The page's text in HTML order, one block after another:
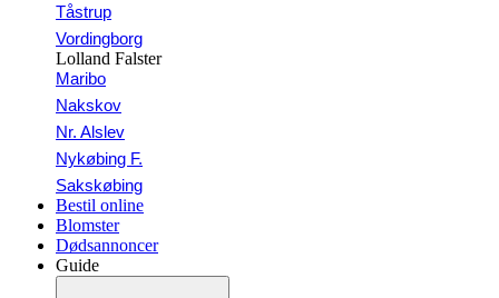
Tåstrup
Vordingborg
Lolland Falster
Maribo
Nakskov
Nr. Alslev
Nykøbing F.
Sakskøbing
Bestil online
Blomster
Dødsannoncer
Guide